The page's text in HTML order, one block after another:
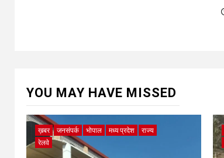
YOU MAY HAVE MISSED
ख़बर जनसंपर्क भोपाल मध्य प्रदेश
राज्य
रेलवे